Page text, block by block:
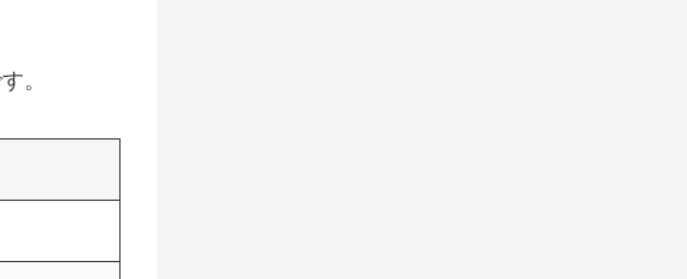
。